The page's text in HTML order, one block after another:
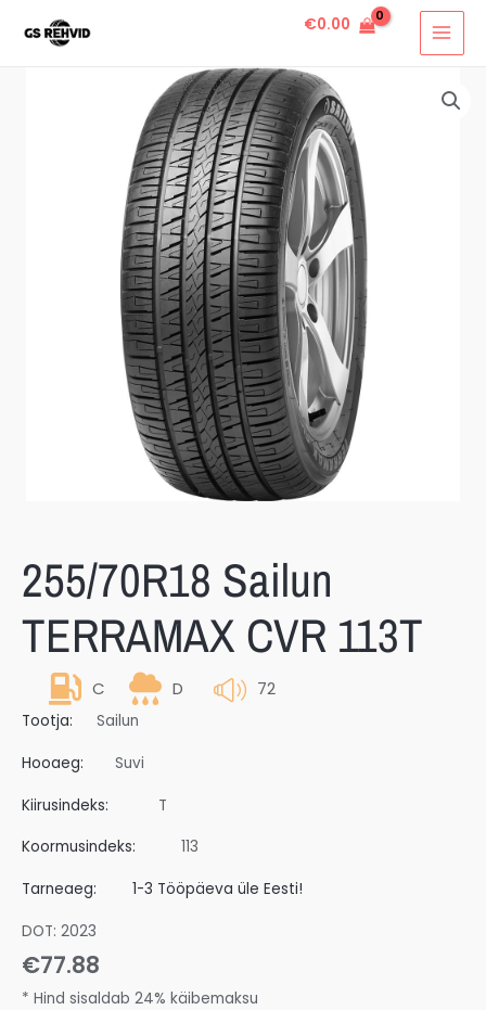
€0.00
255/70R18 Sailun
TERRAMAX CVR 113T
C D 72
Tootja: Sailun
Hooaeg: Suvi
Kiirusindeks: T
Koormusindeks: 113
Tarneaeg: 1-3 Tööpäeva üle Eesti!
DOT: 2023
€77.88
* Hind sisaldab 24% käibemaksu